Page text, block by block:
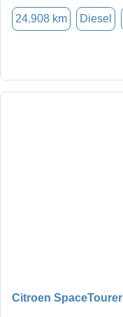
24.908 km Diesel
Citroen SpaceTourer